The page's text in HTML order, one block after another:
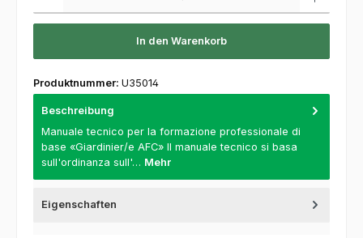
In den Warenkorb
Produktnummer: U35014
Beschreibung
Manuale tecnico per la formazione professionale di
base «Giardinier/e AFC» Il manuale tecnico si basa
sull'ordinanza sull'… Mehr
Eigenschaften